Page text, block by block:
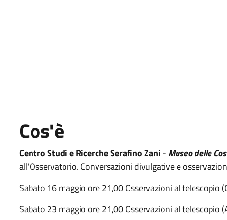
Cos'è
Centro Studi e Ricerche Serafino Zani - Museo delle
all'Osservatorio. Conversazioni divulgative e
Sabato 16 maggio ore 21,00 Osservazioni al telescopio
Sabato 23 maggio ore 21,00 Osservazioni al telescopio